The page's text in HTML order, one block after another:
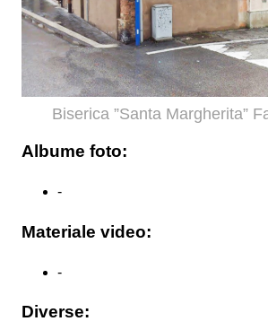
Biserica ”Santa Margherita”
Albume foto:
-
Materiale video:
-
Diverse: